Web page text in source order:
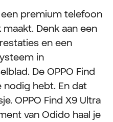
een premium telefoon
Denk aan een
en een
in
De OPPO Find
nodig hebt. En dat
OPPO Find X9 Ultra
van Odido haal je